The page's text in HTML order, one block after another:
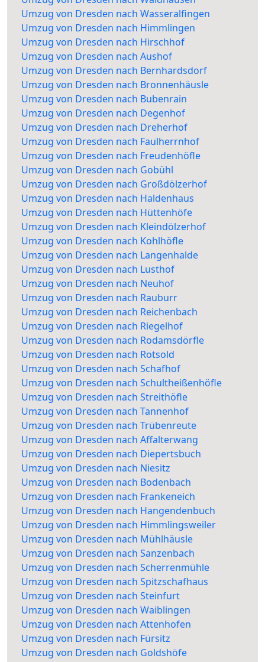
Umzug von Dresden nach Wasseralfingen
Umzug von Dresden nach Himmlingen
Umzug von Dresden nach Hirschhof
Umzug von Dresden nach Aushof
Umzug von Dresden nach Bernhardsdorf
Umzug von Dresden nach Bronnenhäusle
Umzug von Dresden nach Bubenrain
Umzug von Dresden nach Degenhof
Umzug von Dresden nach Dreherhof
Umzug von Dresden nach Faulherrnhof
Umzug von Dresden nach Freudenhöfle
Umzug von Dresden nach Gobühl
Umzug von Dresden nach Großdölzerhof
Umzug von Dresden nach Haldenhaus
Umzug von Dresden nach Hüttenhöfe
Umzug von Dresden nach Kleindölzerhof
Umzug von Dresden nach Kohlhöfle
Umzug von Dresden nach Langenhalde
Umzug von Dresden nach Lusthof
Umzug von Dresden nach Neuhof
Umzug von Dresden nach Rauburr
Umzug von Dresden nach Reichenbach
Umzug von Dresden nach Riegelhof
Umzug von Dresden nach Rodamsdörfle
Umzug von Dresden nach Rotsold
Umzug von Dresden nach Schafhof
Umzug von Dresden nach Schultheißenhöfle
Umzug von Dresden nach Streithöfle
Umzug von Dresden nach Tannenhof
Umzug von Dresden nach Trübenreute
Umzug von Dresden nach Affalterwang
Umzug von Dresden nach Diepertsbuch
Umzug von Dresden nach Niesitz
Umzug von Dresden nach Bodenbach
Umzug von Dresden nach Frankeneich
Umzug von Dresden nach Hangendenbuch
Umzug von Dresden nach Himmlingsweiler
Umzug von Dresden nach Mühlhäusle
Umzug von Dresden nach Sanzenbach
Umzug von Dresden nach Scherrenmühle
Umzug von Dresden nach Spitzschafhaus
Umzug von Dresden nach Steinfurt
Umzug von Dresden nach Waiblingen
Umzug von Dresden nach Attenhofen
Umzug von Dresden nach Fürsitz
Umzug von Dresden nach Goldshöfe